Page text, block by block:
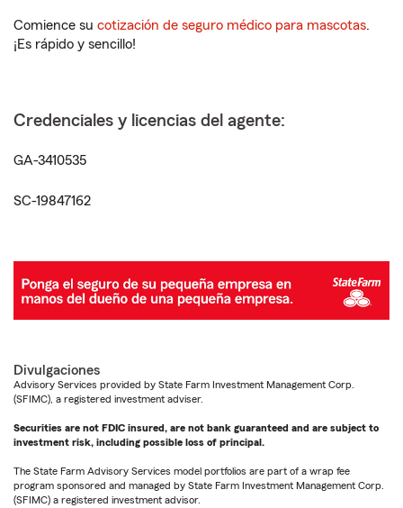
Comience su cotización de seguro médico para mascotas.
¡Es rápido y sencillo!
Credenciales y licencias del agente:
GA-3410535
SC-19847162
Divulgaciones
Advisory Services provided by State Farm Investment Management Corp.
(SFIMC), a registered investment adviser.
Securities are not FDIC insured, are not bank guaranteed and are subject to
investment risk, including possible loss of principal.
The State Farm Advisory Services model portfolios are part of a wrap fee
program sponsored and managed by State Farm Investment Management Corp.
(SFIMC) a registered investment advisor.